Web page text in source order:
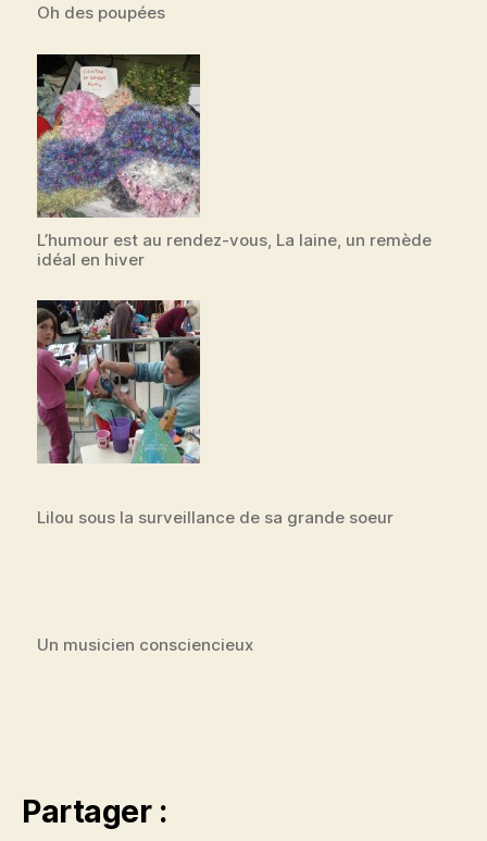
Oh des poupées
L’humour est au rendez-vous, La laine, un remède
idéal en hiver
Lilou sous la surveillance de sa grande soeur
Un musicien consciencieux
Partager :